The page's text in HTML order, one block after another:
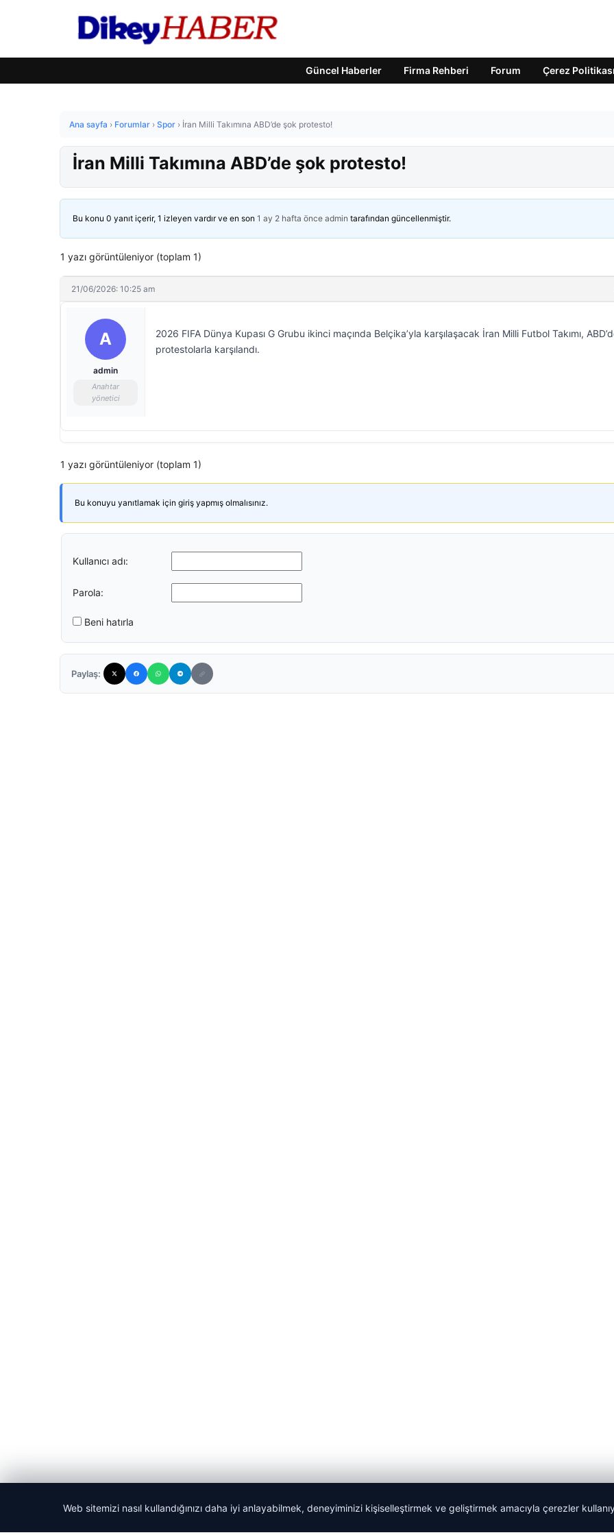
Güncel Haberler Firma Rehberi Forum Çerez Politikası
Ana sayfa › Forumlar › Spor › İran Milli Takımına ABD’de şok protesto!
İran Milli Takımına ABD’de şok protesto!
Bu konu 0 yanıt içerir, 1 izleyen vardır ve en son 1 ay 2 hafta önce admin tarafından güncellenmiştir.
1 yazı görüntüleniyor (toplam 1)
21/06/2026: 10:25 am
A
admin
Anahtar
yönetici
2026 FIFA Dünya Kupası G Grubu ikinci maçında Belçika’yla karşılaşacak İran Milli Futbol Takımı,
protestolarla karşılandı.
1 yazı görüntüleniyor (toplam 1)
Bu konuyu yanıtlamak için giriş yapmış olmalısınız.
Kullanıcı adı:
Parola:
Beni hatırla
Paylaş:
© 2026 Dikey Haber
Web sitemizi nasıl kullandığınızı daha iyi anlayabilmek, deneyiminizi kişiselleştirmek ve geliştirmek amacıyla çerezler